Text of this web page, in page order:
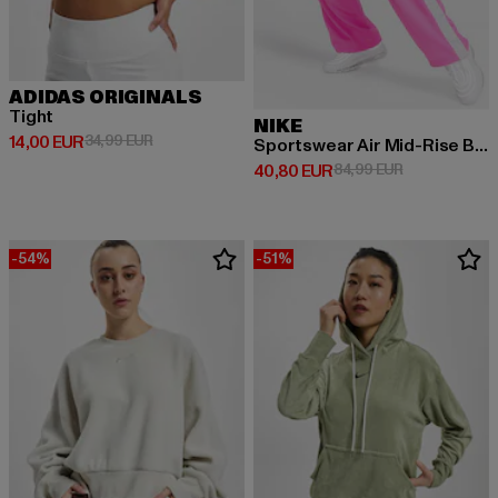
ADIDAS ORIGINALS
Tight
14,00 EUR
Derzeitiger Preis: 14,00 EUR
34,99 EURAktionspreis: 34,99 EUR
NIKE
Sportswear Air Mid-Rise Breakaway Pants
40,80 EUR
Derzeitiger Preis: 40,80 EUR
84,99 EURAktionspreis:
-54% -51%